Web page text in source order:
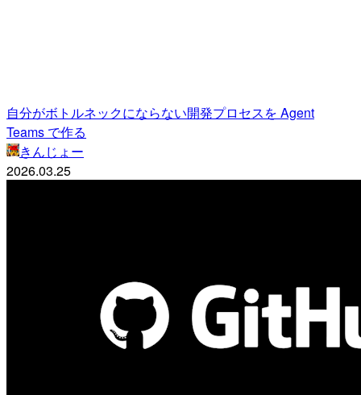
自分がボトルネックにならない開発プロセスを Agent
Teams で作る
きんじょー
2026.03.25